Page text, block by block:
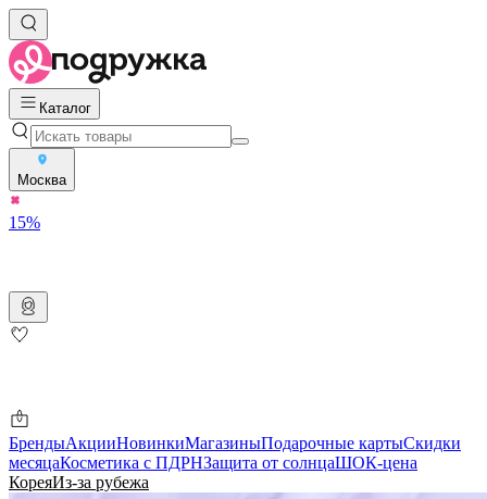
Каталог
Москва
15%
БрендыАкцииНовинкиМагазиныПодарочные картыСкидки
месяцаКосметика с ПДРНЗащита от солнцаШОК-цена
КореяИз-за рубежа